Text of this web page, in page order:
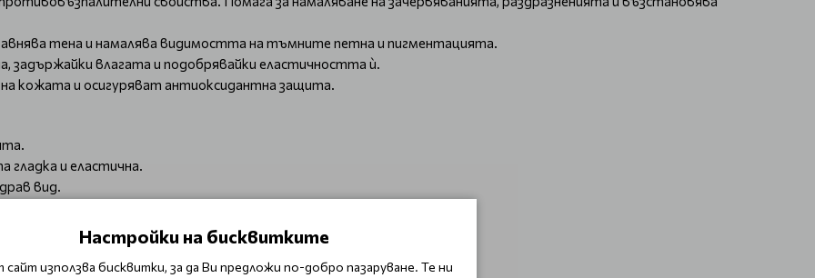
тена и намалява видимостта на тъмните петна и пигментацията.
задържайки влагата и подобрявайки еластичността ѝ.
кожата и осигуряват антиоксидантна защита.
гладка и еластична.
вид.
Настройки на бисквитките
използва бисквитки, за да Ви предложи по-добро пазаруване. Те ни